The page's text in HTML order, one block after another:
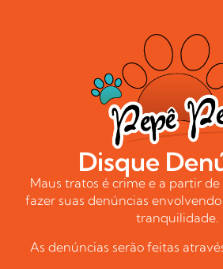
Disque
Maus tratos é crime e a partir
fazer suas denúncias
tranquilidade.
As denúncias serão feitas